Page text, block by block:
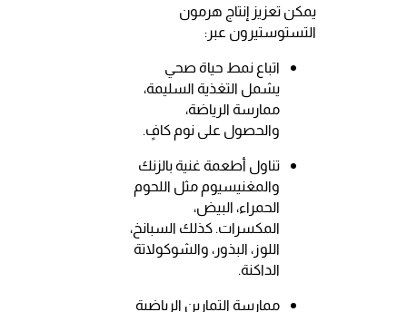
يمكن تعزيز إنتاج هرمون
التستوستيرون عبر:
اتباع نمط حياة صحي
يشمل التغذية السليمة،
ممارسة الرياضة،
والحصول على نوم كافٍ.
تناول أطعمة غنية بالزنك
والمغنيسيوم مثل اللحوم
الحمراء، البيض،
المكسرات. كذلك السبانخ،
اللوز، البذور، والشوكولاتة
الداكنة.
ممارسة التمارين الرياضية